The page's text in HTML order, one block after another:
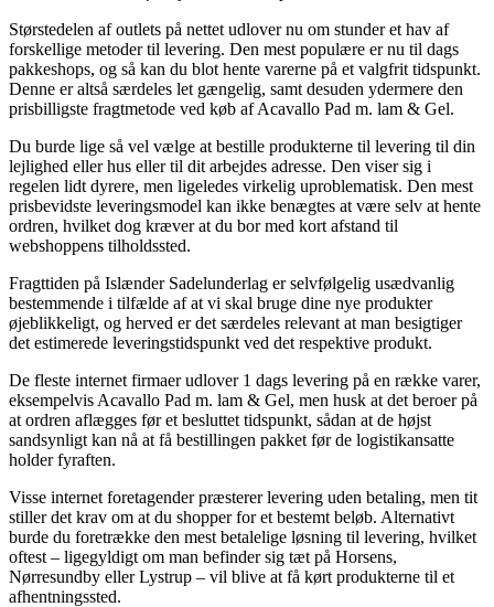
Størstedelen af outlets på nettet udlover nu om stunder et hav af
forskellige metoder til levering. Den mest populære er nu til dags
pakkeshops, og så kan du blot hente varerne på et valgfrit tidspunkt.
Denne er altså særdeles let gængelig, samt desuden ydermere den
prisbilligste fragtmetode ved køb af Acavallo Pad m. lam & Gel.
Du burde lige så vel vælge at bestille produkterne til levering til din
lejlighed eller hus eller til dit arbejdes adresse. Den viser sig i
regelen lidt dyrere, men ligeledes virkelig uproblematisk. Den mest
prisbevidste leveringsmodel kan ikke benægtes at være selv at hente
ordren, hvilket dog kræver at du bor med kort afstand til
webshoppens tilholdssted.
Fragttiden på Islænder Sadelunderlag er selvfølgelig usædvanlig
bestemmende i tilfælde af at vi skal bruge dine nye produkter
øjeblikkeligt, og herved er det særdeles relevant at man besigtiger
det estimerede leveringstidspunkt ved det respektive produkt.
De fleste internet firmaer udlover 1 dags levering på en række varer,
eksempelvis Acavallo Pad m. lam & Gel, men husk at det beroer på
at ordren aflægges før et besluttet tidspunkt, sådan at de højst
sandsynligt kan nå at få bestillingen pakket før de logistikansatte
holder fyraften.
Visse internet foretagender præsterer levering uden betaling, men tit
stiller det krav om at du shopper for et bestemt beløb. Alternativt
burde du foretrække den mest betalelige løsning til levering, hvilket
oftest – ligegyldigt om man befinder sig tæt på Horsens,
Nørresundby eller Lystrup – vil blive at få kørt produkterne til et
afhentningssted.